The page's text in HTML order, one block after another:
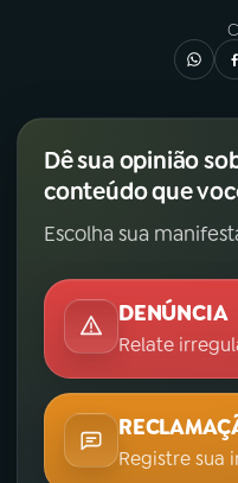
Dê sua opinião
conteúdo que
Escolha sua
DENÚNCIA
Relate
Registre sua